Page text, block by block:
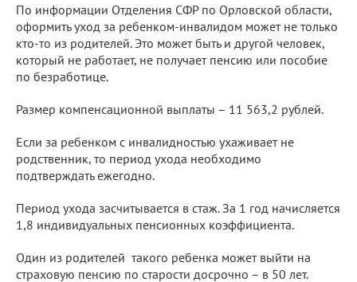
По информации Отделения СФР по Орловской области,
оформить уход за ребенком-инвалидом может не только
кто-то из родителей. Это может быть и другой человек,
который не работает, не получает пенсию или пособие
по безработице.
Размер компенсационной выплаты – 11 563,2 рублей.
Если за ребенком с инвалидностью ухаживает не
родственник, то период ухода необходимо
подтверждать ежегодно.
Период ухода засчитывается в стаж. За 1 год начисляется
1,8 индивидуальных пенсионных коэффициента.
Один из родителей такого ребенка может выйти на
страховую пенсию по старости досрочно – в 50 лет.